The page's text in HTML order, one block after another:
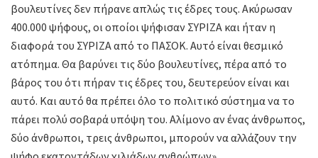
βουλευτίνες δεν πήρανε απλώς τις έδρες τους. Ακύρωσαν
400.000 ψήφους, οι οποίοι ψήφισαν ΣΥΡΙΖΑ και ήταν η
διαφορά του ΣΥΡΙΖΑ από το ΠΑΣΟΚ. Αυτό είναι θεσμικό
ατόπημα. Θα βαρύνει τις δύο βουλευτίνες, πέρα από το
βάρος του ότι πήραν τις έδρες του, δευτερεύον είναι και
αυτό. Και αυτό θα πρέπει όλο το πολιτικό σύστημα να το
πάρει πολύ σοβαρά υπόψη του. Αλίμονο αν ένας άνθρωπος,
δύο άνθρωποι, τρεις άνθρωποι, μπορούν να αλλάζουν την